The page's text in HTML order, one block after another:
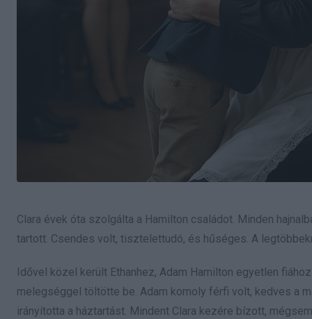
Clara évek óta szolgálta a Hamilton családot. Minden
tartott. Csendes volt, tisztelettudó, és hűséges. A
Idővel közel került Ethanhez, Adam Hamilton egyetlen
melegséggel töltötte be. Adam komoly férfi volt, kedves a
irányította a háztartást. Mindent Clara kezére bízott,